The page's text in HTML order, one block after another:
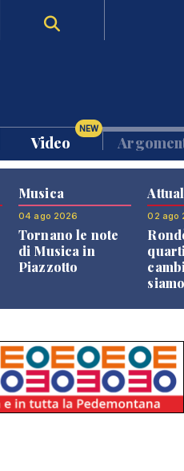
Video
NEW
Musica
04 ago 2026
Tornano le note
di Musica in
Piazzotto
02 ago